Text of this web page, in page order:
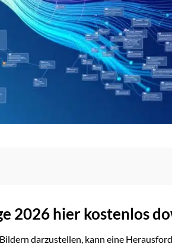
2026 hier kostenlos
darzustellen, kann eine